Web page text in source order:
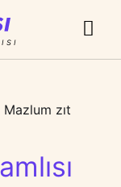
Mazlum zıt